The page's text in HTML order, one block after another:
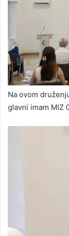
Na ovom
glavni imam MIZ